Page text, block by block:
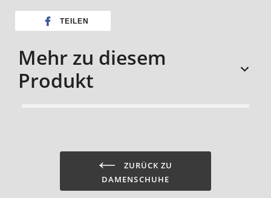
TEILEN
Mehr zu diesem
Produkt
ZURÜCK ZU
DAMENSCHUHE